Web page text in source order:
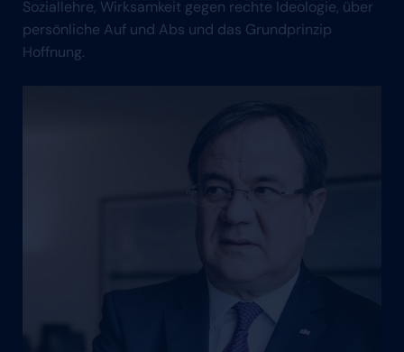
Soziallehre, Wirksamkeit gegen rechte Ideologie, über
persönliche Auf und Abs und das Grundprinzip
Hoffnung.